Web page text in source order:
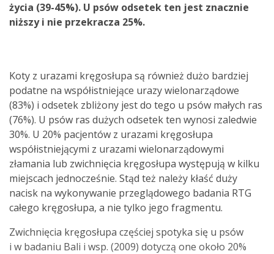
życia (39-45%). U psów odsetek ten jest znacznie
niższy i nie przekracza 25%.
Koty z urazami kręgosłupa są również dużo bardziej
podatne na współistniejące urazy wielonarządowe
(83%) i odsetek zbliżony jest do tego u psów małych ras
(76%). U psów ras dużych odsetek ten wynosi zaledwie
30%. U 20% pacjentów z urazami kręgosłupa
współistniejącymi z urazami wielonarządowymi
złamania lub zwichnięcia kręgosłupa występują w kilku
miejscach jednocześnie. Stąd też należy kłaść duży
nacisk na wykonywanie przeglądowego badania RTG
całego kręgosłupa, a nie tylko jego fragmentu.
Zwichnięcia kręgosłupa częściej spotyka się u psów
i w badaniu Bali i wsp. (2009) dotyczą one około 20%